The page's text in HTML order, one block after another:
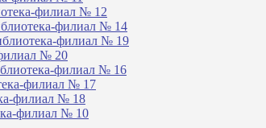
филиал № 12
филиал № 14
филиал № 19
№ 20
филиал № 16
филиал № 17
филиал № 18
филиал № 10